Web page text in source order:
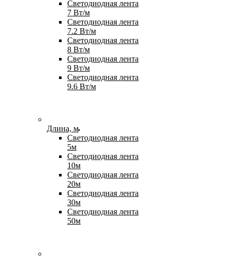
Светодиодная лента
7 Вт/м
Светодиодная лента
7.2 Вт/м
Светодиодная лента
8 Вт/м
Светодиодная лента
9 Вт/м
Светодиодная лента
9.6 Вт/м
Длина, м
Светодиодная лента
5м
Светодиодная лента
10м
Светодиодная лента
20м
Светодиодная лента
30м
Светодиодная лента
50м